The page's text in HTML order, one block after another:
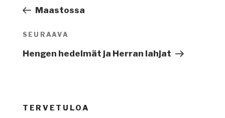
artikkeli
Maastossa
Seuraava
artikkeli
SEURAAVA
Hengen hedelmät ja Herran lahjat
TERVETULOA